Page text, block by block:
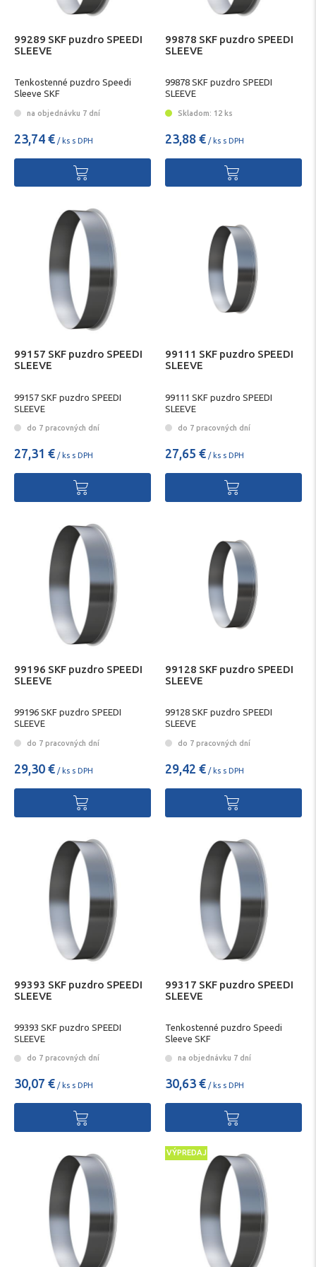
99289 SKF puzdro SPEEDI
SLEEVE
Tenkostenné puzdro Speedi
Sleeve SKF
na objednávku 7 dní
23,74 € / ks s DPH
99878 SKF puzdro SPEEDI
SLEEVE
99878 SKF puzdro SPEEDI
SLEEVE
Skladom: 12 ks
23,88 € / ks s DPH
99157 SKF puzdro SPEEDI
SLEEVE
99157 SKF puzdro SPEEDI
SLEEVE
do 7 pracovných dní
27,31 € / ks s DPH
99111 SKF puzdro SPEEDI
SLEEVE
99111 SKF puzdro SPEEDI
SLEEVE
do 7 pracovných dní
27,65 € / ks s DPH
99196 SKF puzdro SPEEDI
SLEEVE
99196 SKF puzdro SPEEDI
SLEEVE
do 7 pracovných dní
29,30 € / ks s DPH
99128 SKF puzdro SPEEDI
SLEEVE
99128 SKF puzdro SPEEDI
SLEEVE
do 7 pracovných dní
29,42 € / ks s DPH
99393 SKF puzdro SPEEDI
SLEEVE
99393 SKF puzdro SPEEDI
SLEEVE
do 7 pracovných dní
30,07 € / ks s DPH
99317 SKF puzdro SPEEDI
SLEEVE
Tenkostenné puzdro Speedi
Sleeve SKF
na objednávku 7 dní
30,63 € / ks s DPH
VÝPREDAJ